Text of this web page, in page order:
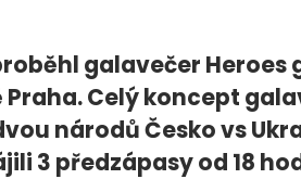
galavečer Heroes
Praha. Celý koncept
národů Česko vs
3 předzápasy od 18